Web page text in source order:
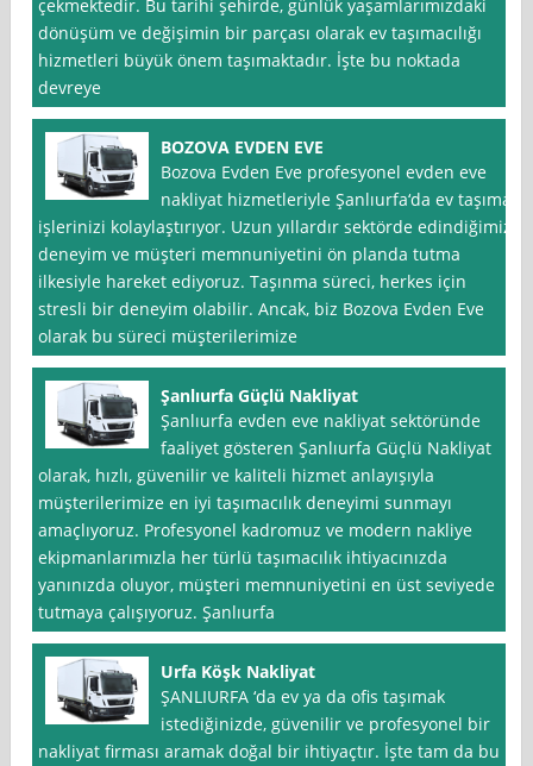
çekmektedir. Bu tarihi şehirde, günlük yaşamlarımızdaki
dönüşüm ve değişimin bir parçası olarak ev taşımacılığı
hizmetleri büyük önem taşımaktadır. İşte bu noktada
devreye
BOZOVA EVDEN EVE
Bozova Evden Eve profesyonel evden eve
nakliyat hizmetleriyle Şanlıurfa‘da ev taşıma
işlerinizi kolaylaştırıyor. Uzun yıllardır sektörde edindiğimiz
deneyim ve müşteri memnuniyetini ön planda tutma
ilkesiyle hareket ediyoruz. Taşınma süreci, herkes için
stresli bir deneyim olabilir. Ancak, biz Bozova Evden Eve
olarak bu süreci müşterilerimize
Şanlıurfa Güçlü Nakliyat
Şanlıurfa evden eve nakliyat sektöründe
faaliyet gösteren Şanlıurfa Güçlü Nakliyat
olarak, hızlı, güvenilir ve kaliteli hizmet anlayışıyla
müşterilerimize en iyi taşımacılık deneyimi sunmayı
amaçlıyoruz. Profesyonel kadromuz ve modern nakliye
ekipmanlarımızla her türlü taşımacılık ihtiyacınızda
yanınızda oluyor, müşteri memnuniyetini en üst seviyede
tutmaya çalışıyoruz. Şanlıurfa
Urfa Köşk Nakliyat
ŞANLIURFA ‘da ev ya da ofis taşımak
istediğinizde, güvenilir ve profesyonel bir
nakliyat firması aramak doğal bir ihtiyaçtır. İşte tam da bu